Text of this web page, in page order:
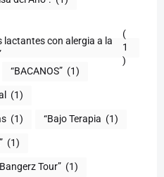
lactantes con alergia a la
(
1
)
“BACANOS” (1)
(1)
(1) “Bajo Terapia (1)
(1)
Tour” (1)